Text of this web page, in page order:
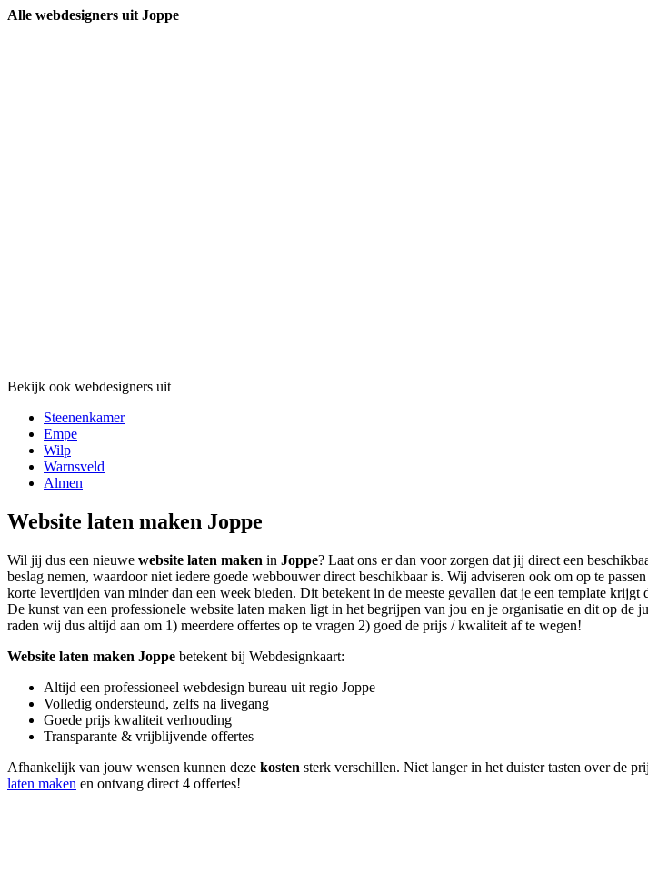
Alle webdesigners uit Joppe
Bekijk ook webdesigners uit
Steenenkamer
Empe
Wilp
Warnsveld
Almen
Website laten maken Joppe
Wil jij dus een nieuwe website laten maken in Joppe? Laat ons er dan voor zorgen dat jij direct een
beslag nemen, waardoor niet iedere goede webbouwer direct beschikbaar is. Wij adviseren ook om op te
korte levertijden van minder dan een week bieden. Dit betekent in de meeste gevallen dat je een template
De kunst van een professionele website laten maken ligt in het begrijpen van jou en je organisatie en dit op
raden wij dus altijd aan om 1) meerdere offertes op te vragen 2) goed de prijs / kwaliteit af te wegen!
Website laten maken Joppe betekent bij Webdesignkaart:
Altijd een professioneel webdesign bureau uit regio Joppe
Volledig ondersteund, zelfs na livegang
Goede prijs kwaliteit verhouding
Transparante & vrijblijvende offertes
Afhankelijk van jouw wensen kunnen deze kosten sterk verschillen. Niet langer in het duister tasten over de
laten maken en ontvang direct 4 offertes!